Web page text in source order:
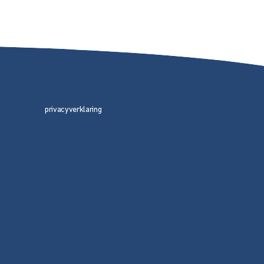
privacyverklaring